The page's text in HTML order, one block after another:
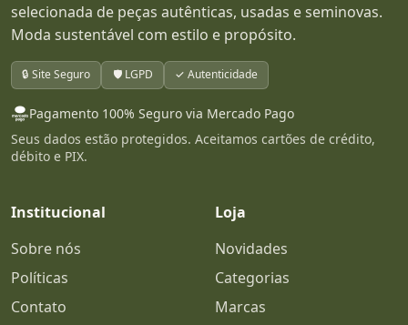
selecionada de peças autênticas, usadas e seminovas.
Moda sustentável com estilo e propósito.
🔒 Site Seguro 🛡️ LGPD ✓ Autenticidade
Pagamento 100% Seguro via Mercado Pago
Seus dados estão protegidos. Aceitamos cartões de crédito,
débito e PIX.
Institucional
Sobre nós
Políticas
Contato
Loja
Novidades
Categorias
Marcas